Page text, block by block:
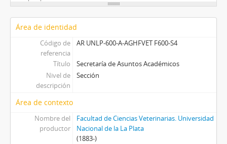
[Subsección] SS - Dirección de Gestión en Seguridad e Higiene
[Subsección] SS - Dirección de Tecnología Educativa
[Subsección] SS - Secretaría de los Departamentos
[Sección] SS - Departamentos Académicos
[Sección] S5 - Secretaría de Asuntos Estudiantiles
[Sección] S6 - Secretaría de Ciencia y Técnica
[Sección] S7 - Secretaría de Posgrado y Educación Continúa
[Sección] S8 - Secretaría de Extensión (Veterinarias)
[Sección] S8 - Secretaría de Asuntos Nodocentes
[Sección] S9 - Secretaría Administrativa
[Sección] S10 - Departamentos
Área de identidad
Código de
referencia
AR UNLP-600-A-AGHFVET F600-S4
Título
Secretaría de Asuntos Académicos
Nivel de
descripción
Sección
Área de contexto
Nombre del
productor
Facultad de Ciencias Veterinarias. Universidad
Nacional de la La Plata
(1883-)